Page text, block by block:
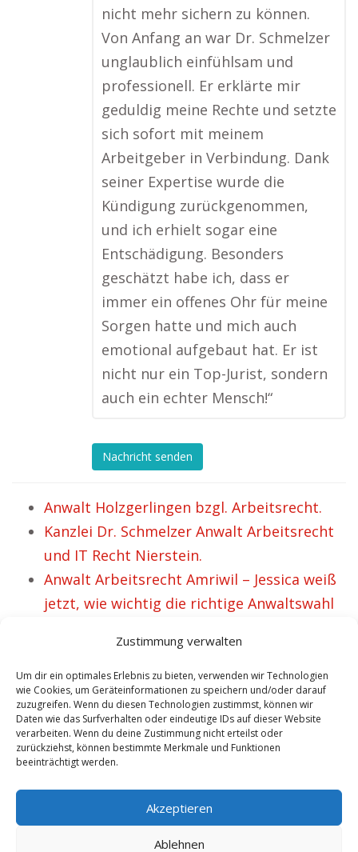
Zustimmung verwalten
Um dir ein optimales Erlebnis zu bieten, verwenden wir Technologien
wie Cookies, um Geräteinformationen zu speichern und/oder darauf
zuzugreifen. Wenn du diesen Technologien zustimmst, können wir
Daten wie das Surfverhalten oder eindeutige IDs auf dieser Website
verarbeiten. Wenn du deine Zustimmung nicht erteilst oder
zurückziehst, können bestimmte Merkmale und Funktionen
beeinträchtigt werden.
Akzeptieren
Ablehnen
nicht mehr sichern zu können.
Von Anfang an war Dr. Schmelzer
unglaublich einfühlsam und
professionell. Er erklärte mir
geduldig meine Rechte und setzte
sich sofort mit meinem
Arbeitgeber in Verbindung. Dank
seiner Expertise wurde die
Kündigung zurückgenommen,
und ich erhielt sogar eine
Entschädigung. Besonders
geschätzt habe ich, dass er
immer ein offenes Ohr für meine
Sorgen hatte und mich auch
emotional aufgebaut hat. Er ist
nicht nur ein Top-Jurist, sondern
auch ein echter Mensch!“
Nachricht senden
Anwalt Holzgerlingen bzgl. Arbeitsrecht.
Kanzlei Dr. Schmelzer Anwalt Arbeitsrecht
und IT Recht Nierstein.
Anwalt Arbeitsrecht Amriwil – Jessica weiß
jetzt, wie wichtig die richtige Anwaltswahl
Fachanwalt zum Thema Arbeitsrecht und
IT Recht Velbert.
Kanzlei Dr. Schmelzer Anwalt Arbeitsrecht
und IT Recht Krautheim.
Kanzlei Dr. Schmelzer Anwalt Arbeitsrecht
und IT Recht Friedrichroda.
Anwalt Hainburg für Arbeitsrecht.